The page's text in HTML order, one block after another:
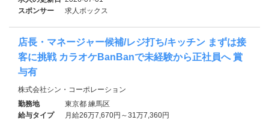
スポンサー
求人ボックス
店長・マネージャー候補/レジ打ち/キッチン まずは接
客に挑戦 カラオケBanBanで未経験から正社員へ 賞
与有
株式会社シン・コーポレーション
勤務地
東京都 練馬区
給与タイプ
月給26万7,670円～31万7,360円